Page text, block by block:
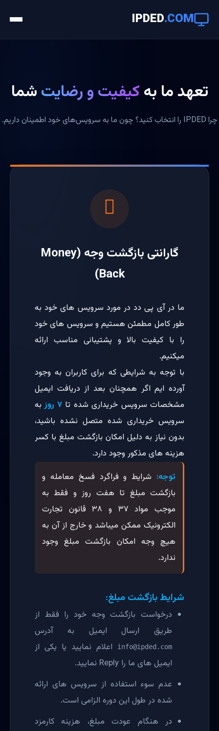
IPDED.COM
تعهد ما به کیفیت و رضایت شما
چرا IPDED را انتخاب کنید؟ چون ما به سرویس‌های خود اطمینان داریم.
️
گارانتی بازگشت وجه (Money
Back)
ما در آی پی دد در مورد سرویس های خود به
طور کامل مطمئن هستیم و سرویس های خود
را با کیفیت بالا و پشتیبانی مناسب ارائه
میکنیم.
با توجه به شرایطی که برای کاربران به وجود
آورده ایم اگر همچنان بعد از دریافت ایمیل
مشخصات سرویس خریداری شده تا۷ روز
به
سرویس خریداری شده متصل نشده باشید،
بدون نیاز به دلیل امکان بازگشت مبلغ با کسر
هزینه های مذکور وجود دارد.
توجه: شرایط و فراگرد فسخ معامله و
بازگشت مبلغ تا هفت روز و فقط به
موجب مواد ۳۷ و ۳۸ قانون تجارت
الکترونیک ممکن میباشد و خارج از آن به
هیچ وجه امکان بازگشت مبلغ وجود
ندارد.
شرایط بازگشت مبلغ:
درخواست بازگشت وجه خود را فقط از
طریق ارسال ایمیل به آدرس
info@ipded.com
اعلام نمایید یا یکی از
ایمیل های ما را Reply نمایید.
عدم سوء استفاده از سرویس های ارائه
شده در طول این دوره الزامی است.
در هنگام عودت مبلغ، هزینه کارمزد